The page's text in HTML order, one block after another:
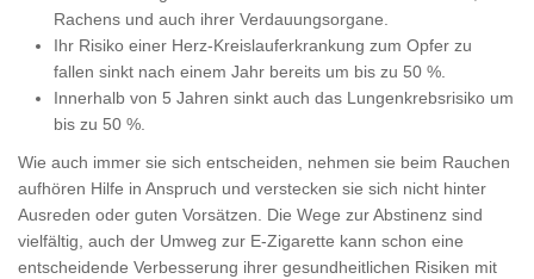
Rachens und auch ihrer Verdauungsorgane.
Ihr Risiko einer Herz-Kreislauferkrankung zum Opfer zu
fallen sinkt nach einem Jahr bereits um bis zu 50 %.
Innerhalb von 5 Jahren sinkt auch das Lungenkrebsrisiko um
bis zu 50 %.
Wie auch immer sie sich entscheiden, nehmen sie beim Rauchen
aufhören Hilfe in Anspruch und verstecken sie sich nicht hinter
Ausreden oder guten Vorsätzen. Die Wege zur Abstinenz sind
vielfältig, auch der Umweg zur E-Zigarette kann schon eine
entscheidende Verbesserung ihrer gesundheitlichen Risiken mit